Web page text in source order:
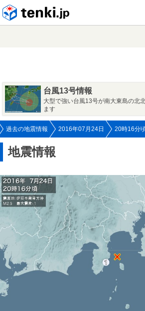
台風13号情報
大型で強い台風13号が南大東島の北
ます
過去の地震情報 2016年07月24日 20時16分
地震情報